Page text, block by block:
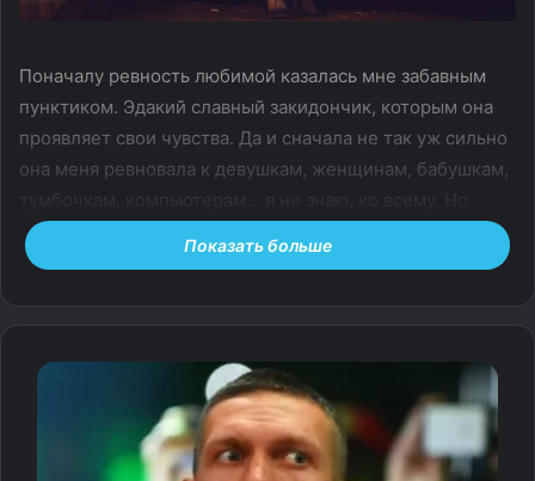
Поначалу ревность любимой казалась мне забавным
пунктиком. Эдакий славный закидончик, которым она
проявляет свои чувства. Да и сначала не так уж сильно
она меня ревновала к девушкам, женщинам, бабушкам,
теперь всё так. Объектом ревности, как бы это глупо не
звучало, сейчас выступают даже неодушевлённые
Да, я немного педант, мне нужно, чтобы всё лежало на
своих местах, чтобы всё было чистое и ухоженное,
чтобы нигде ничего не валялось. Так, жена теперь это
Показать больше